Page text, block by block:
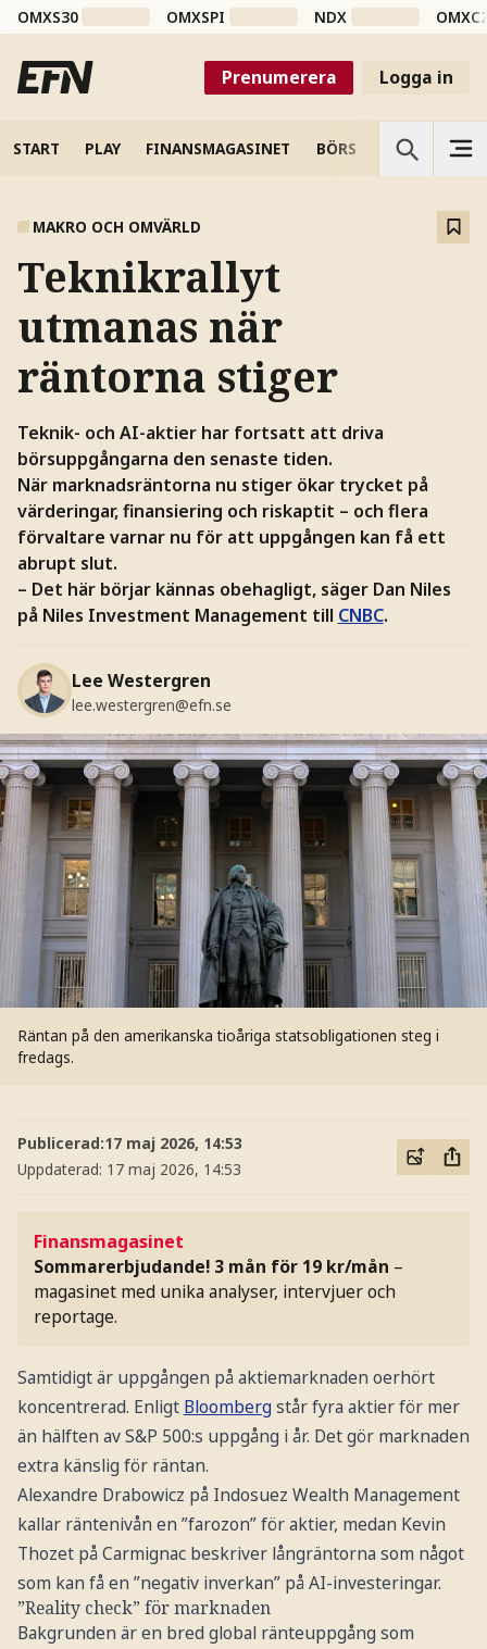
OMXS30 OMXSPI NDX
Prenumerera Logga in
START PLAY FINANSMAGASINET BÖRS VETENSKAP
MAKRO OCH OMVÄRLD
Teknikrallyt
utmanas när
räntorna stiger
Teknik- och AI-aktier har fortsatt att driva
börsuppgångarna den senaste tiden.
När marknadsräntorna nu stiger ökar trycket på
värderingar, finansiering och riskaptit – och flera
förvaltare varnar nu för att uppgången kan få ett
abrupt slut.
– Det här börjar kännas obehagligt, säger Dan Niles
på Niles Investment Management till CNBC.
Lee Westergren
lee.westergren@efn.se
Räntan på den amerikanska tioåriga statsobligationen steg i
fredags.
Publicerad:17 maj 2026, 14:53
Uppdaterad: 17 maj 2026, 14:53
Finansmagasinet
Sommarerbjudande! 3 mån för 19 kr/mån –
magasinet med unika analyser, intervjuer och
reportage.
Samtidigt är uppgången på aktiemarknaden oerhört
koncentrerad. Enligt Bloombergstår fyra aktier för mer
än hälften av S&P 500:s uppgång i år. Det gör marknaden
extra känslig för räntan.
Alexandre Drabowicz på Indosuez Wealth Management
kallar räntenivån en ”farozon” för aktier, medan Kevin
Thozet på Carmignac beskriver långräntorna som något
som kan få en ”negativ inverkan” på AI-investeringar.
”Reality check” för marknaden
Bakgrunden är en bred global ränteuppgång som